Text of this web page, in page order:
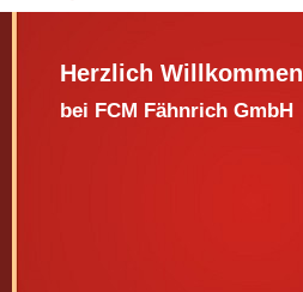
Herzlich Willkommen
bei FCM Fähnrich GmbH